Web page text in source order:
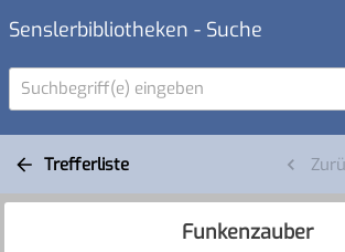
Senslerbibliotheken - Suche
Suchbegriff(e) eingeben
Trefferliste
Funkenzauber